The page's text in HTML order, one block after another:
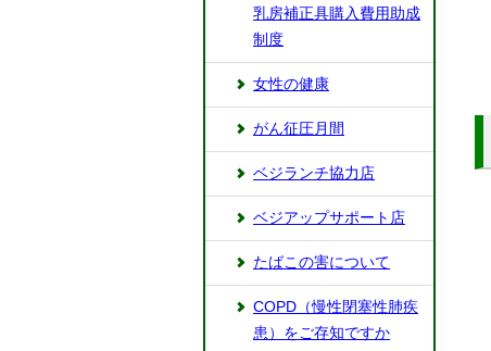
乳房補正具購入費用助成
制度
女性の健康
がん征圧月間
ベジランチ協力店
ベジアップサポート店
たばこの害について
COPD（慢性閉塞性肺疾
患）をご存知ですか